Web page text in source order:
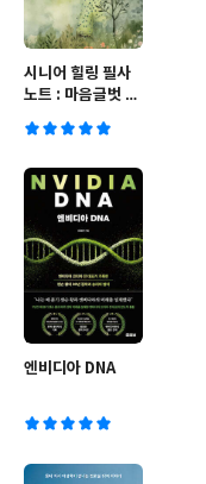
시니어 힐링 필사
노트 : 마음글벗 -
엔비디아 DNA